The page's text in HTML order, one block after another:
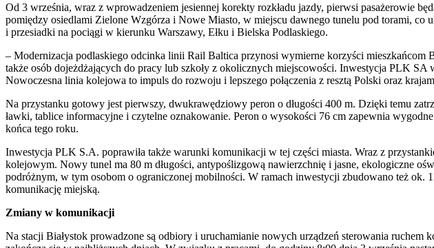
Od 3 września, wraz z wprowadzeniem jesiennej korekty rozkładu jazdy, pierwsi pasażerowie
pomiędzy osiedlami Zielone Wzgórza i Nowe Miasto, w miejscu dawnego tunelu pod torami,
i przesiadki na pociągi w kierunku Warszawy, Ełku i Bielska Podlaskiego.
– Modernizacja podlaskiego odcinka linii Rail Baltica przynosi wymierne korzyści
także osób dojeżdżających do pracy lub szkoły z okolicznych miejscowości. Inwestycja PLK
Nowoczesna linia kolejowa to impuls do rozwoju i lepszego połączenia z resztą Polski oraz
Na przystanku gotowy jest pierwszy, dwukrawędziowy peron o długości 400 m. Dzięki temu
ławki, tablice informacyjne i czytelne oznakowanie. Peron o wysokości 76 cm zapewnia
końca tego roku.
Inwestycja PLK S.A. poprawiła także warunki komunikacji w tej części miasta. Wraz z
kolejowym. Nowy tunel ma 80 m długości, antypoślizgową nawierzchnię i jasne, ekologiczne
podróżnym, w tym osobom o ograniczonej mobilności. W ramach inwestycji zbudowano też
komunikację miejską.
Zmiany w komunikacji
Na stacji Białystok prowadzone są odbiory i uruchamianie nowych urządzeń sterowania